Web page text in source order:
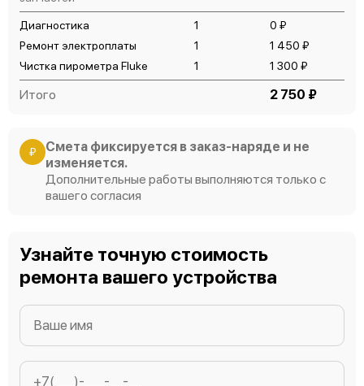
Диагностика 1
0 ₽
Ремонт электроплаты
1
1 450 ₽
Чистка пирометра Fluke
1 1 300 ₽
Итого 2 750 ₽
₽
Смета фиксируется в заказ-наряде и не
изменяется.
Дополнительные работы выполняются только с
вашего согласия
Узнайте точную стоимость
ремонта вашего устройства